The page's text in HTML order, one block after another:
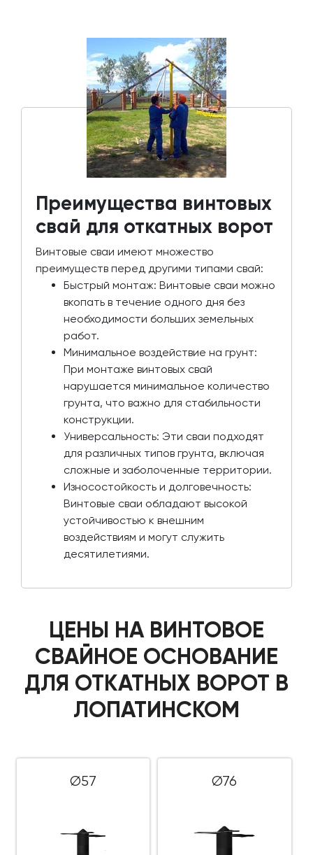
Преимущества винтовых
свай для откатных ворот
Винтовые сваи имеют множество
преимуществ перед другими типами свай:
Быстрый монтаж: Винтовые сваи можно
вкопать в течение одного дня без
необходимости больших земельных
работ.
Минимальное воздействие на грунт:
При монтаже винтовых свай
нарушается минимальное количество
грунта, что важно для стабильности
конструкции.
Универсальность: Эти сваи подходят
для различных типов грунта, включая
сложные и заболоченные территории.
Износостойкость и долговечность:
Винтовые сваи обладают высокой
устойчивостью к внешним
воздействиям и могут служить
десятилетиями.
ЦЕНЫ НА ВИНТОВОЕ
СВАЙНОЕ ОСНОВАНИЕ
ДЛЯ ОТКАТНЫХ ВОРОТ В
ЛОПАТИНСКОМ
Ø57 Ø76